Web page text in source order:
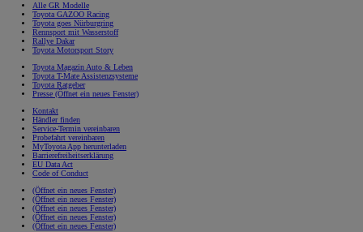
Alle GR Modelle
Toyota GAZOO Racing
Toyota goes Nürburgring
Rennsport mit Wasserstoff
Rallye Dakar
Toyota Motorsport Story
Toyota Magazin Auto & Leben
Toyota T-Mate Assistenzsysteme
Toyota Ratgeber
Presse (Öffnet ein neues Fenster)
Kontakt
Händler finden
Service-Termin vereinbaren
Probefahrt vereinbaren
MyToyota App herunterladen
Barrierefreiheitserklärung
EU Data Act
Code of Conduct
(Öffnet ein neues Fenster)
(Öffnet ein neues Fenster)
(Öffnet ein neues Fenster)
(Öffnet ein neues Fenster)
(Öffnet ein neues Fenster)